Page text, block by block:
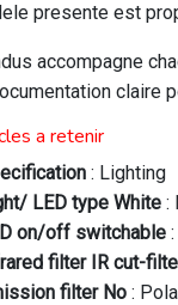
presente est
accompagne
claire
a retenir
: Lighting
LED type White :
on/off switchable
filter IR cut-
filter No :